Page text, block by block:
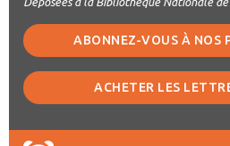
ABONNEZ-VOUS À NOS
ACHETER LES